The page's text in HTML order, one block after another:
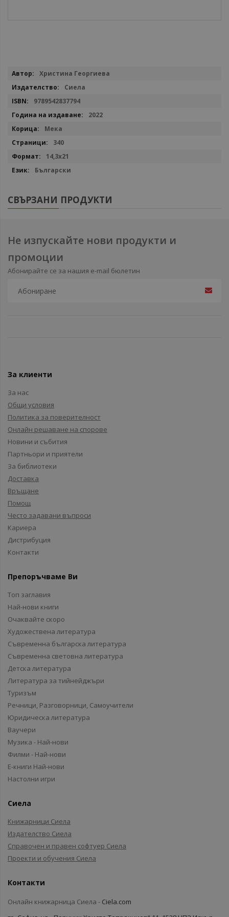
Повече
Христина Георгиева
Сиела
9789542837794
2022
Мека
340
14,3х21
Български
СВЪРЗАНИ ПРОДУКТИ
Не изпускайте нови продукти и
промоции
Абонирайте се за нашия e-mail бюлетин
За клиенти
За нас
Общи условия
Политика за поверителност
Онлайн решаване на спорове
Новини и събития
Партньори и приятели
За библиотеки
Доставка
Връщане
Помощ
Често задавани въпроси
Кариера
Дистрибуция
Контакти
Препоръчваме Ви
Топ заглавия
Най-нови книги
Очаквайте скоро
Художествена литература
Съвременна българска литература
Съвременна световна литература
Детска литература
Литература за тийнейджъри
Туризъм
Речници, Разговорници, Самоучители
Юридическа литература
Ваучери
Музика - Най-нови
Филми - Най-нови
Е-книги Най-нови
Настолни игри
Сиела
Книжарници Сиела
Издателство Сиела
Справочен и правен софтуер Сиела
Проекти и обучения Сиела
Контакти
Онлайн книжарница Сиела - Ciela.com